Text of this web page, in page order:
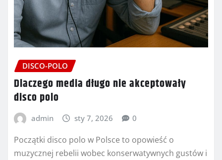
DISCO-POLO
Dlaczego media długo nie akceptowały
disco polo
admin sty 7, 2026 0
Początki disco polo w Polsce to opowieść o
muzycznej rebelii wobec konserwatywnych gustów i